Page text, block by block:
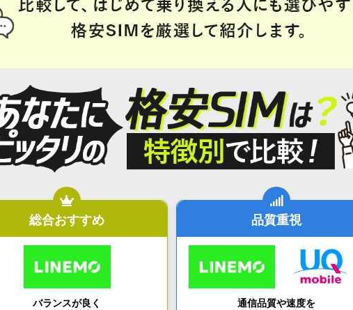
総合おすすめ
バランスが良く
品質重視
通信品質や速度を